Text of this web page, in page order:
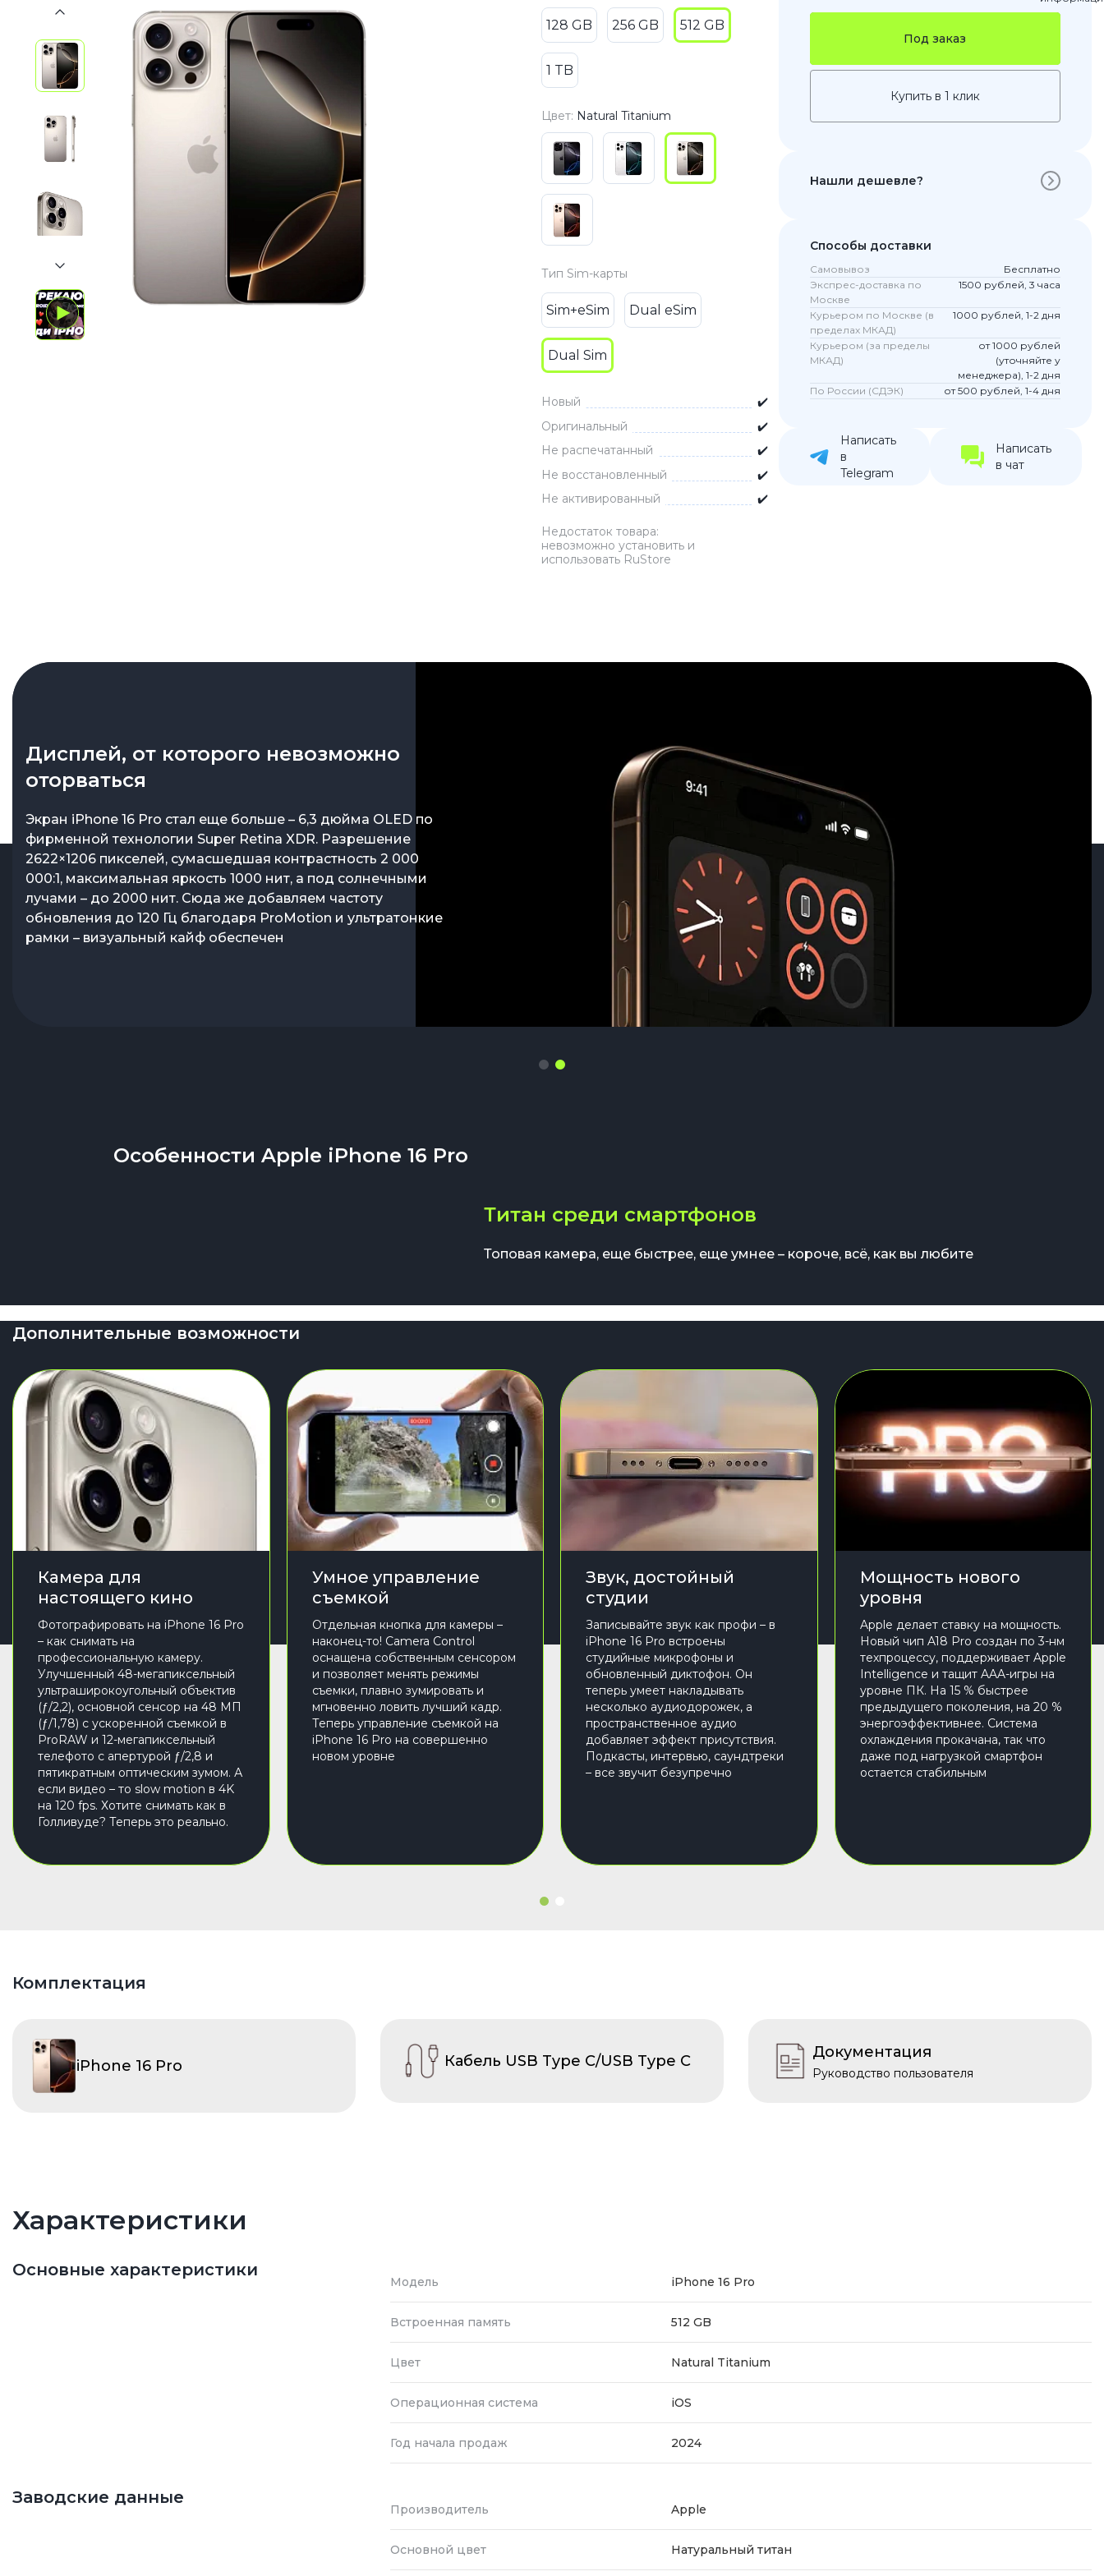
iPhone 13
iPhone 12
iPhone SE
Pixel 9
Pixel 8
Poco
F Series
M Series
X Series
Honor
Аксессуары
Внешние аккумуляторы
Кабели
Автомобильные держатели
128 GB 256 GB 512 GB
1 TB
Цвет: Natural Titanium
Тип Sim-карты
Sim+eSim Dual eSim
Dual Sim
Новый
✔️
Оригинальный
✔️
Не распечатанный
✔️
Не восстановленный
✔️
Не активированный
✔️
Недостаток товара:
невозможно установить и
использовать RuStore
Под заказ
Купить в 1 клик
Нашли дешевле?
Способы доставки
Самовывоз
Бесплатно
Экспрес-доставка по
Москве
1500 рублей, 3 часа
Курьером по Москве (в
пределах МКАД)
1000 рублей, 1-2 дня
Курьером (за пределы
МКАД)
от 1000 рублей
(уточняйте у
менеджера), 1-2 дня
По России (СДЭК)
от 500 рублей, 1-4 дня
Написать
в
Telegram
Написать
в чат
Эффектный стиль
Apple снова радует поклонников стильными решениями. В
iPhone 16 Pro появился новый оттенок – Desert Titanium,
который эффектно дополнил привычную палитру Black,
White и Natural Titanium. Этот смартфон – не просто гаджет,
а часть вашего имиджа.
Дисплей, от которого невозможно
оторваться
Экран iPhone 16 Pro стал еще больше – 6,3 дюйма OLED по
фирменной технологии Super Retina XDR. Разрешение
2622×1206 пикселей, сумасшедшая контрастность 2 000
000:1, максимальная яркость 1000 нит, а под солнечными
лучами – до 2000 нит. Сюда же добавляем частоту
обновления до 120 Гц благодаря ProMotion и ультратонкие
рамки – визуальный кайф обеспечен
Особенности Apple iPhone 16 Pro
Титан среди смартфонов
Топовая камера, еще быстрее, еще умнее – короче, всё, как вы любите
Дополнительные возможности
Камера для
настоящего кино
Фотографировать на iPhone 16 Pro
– как снимать на
профессиональную камеру.
Улучшенный 48-мегапиксельный
ультраширокоугольный объектив
(ƒ/2,2), основной сенсор на 48 МП
(ƒ/1,78) с ускоренной съемкой в
ProRAW и 12-мегапиксельный
телефото с апертурой ƒ/2,8 и
пятикратным оптическим зумом. А
если видео – то slow motion в 4K
на 120 fps. Хотите снимать как в
Голливуде? Теперь это реально.
Умное управление
съемкой
Отдельная кнопка для камеры –
наконец-то! Camera Control
оснащена собственным сенсором
и позволяет менять режимы
съемки, плавно зумировать и
мгновенно ловить лучший кадр.
Теперь управление съемкой на
iPhone 16 Pro на совершенно
новом уровне
Звук, достойный
студии
Записывайте звук как профи – в
iPhone 16 Pro встроены
студийные микрофоны и
обновленный диктофон. Он
теперь умеет накладывать
несколько аудиодорожек, а
пространственное аудио
добавляет эффект присутствия.
Подкасты, интервью, саундтреки
– все звучит безупречно
Мощность нового
уровня
Apple делает ставку на мощность.
Новый чип A18 Pro создан по 3-нм
техпроцессу, поддерживает Apple
Intelligence и тащит AAA-игры на
уровне ПК. На 15 % быстрее
предыдущего поколения, на 20 %
энергоэффективнее. Система
охлаждения прокачана, так что
даже под нагрузкой смартфон
остается стабильным
Комплектация
iPhone 16 Pro Кабель USB Type C/USB Type C Документация
Руководство пользователя
Характеристики
Основные характеристики
Модель iPhone 16 Pro
Встроенная память 512 GB
Цвет Natural Titanium
Операционная система iOS
Год начала продаж 2024
Заводские данные
Производитель Apple
Основной цвет Натуральный титан